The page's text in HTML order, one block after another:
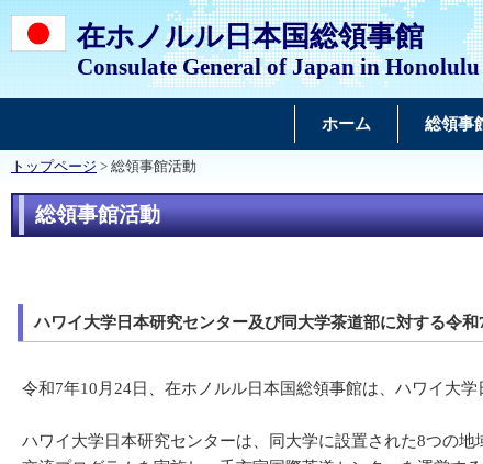
在ホノルル日本国総領事館
Consulate General of Japan in Honolulu
ホーム 総領事
トップページ > 総領事館活動
総領事館活動
ハワイ大学日本研究センター及び同大学茶道部に対する令
令和7年10月24日、在ホノルル日本国総領事館は、ハワイ大
ハワイ大学日本研究センターは、同大学に設置された8つの